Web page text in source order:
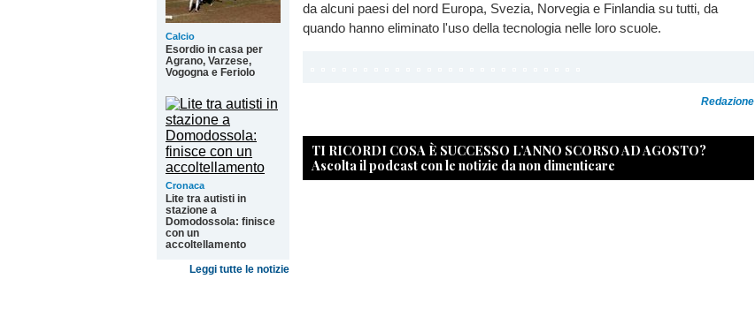
Calcio
Esordio in casa per
Agrano, Varzese,
Vogogna e Feriolo
Cronaca
Lite tra autisti in
stazione a
Domodossola: finisce
con un
accoltellamento
Leggi tutte le notizie
da alcuni paesi del nord Europa, Svezia, Norvegia e Finlandia su tutti, da
quando hanno eliminato l'uso della tecnologia nelle loro scuole.
Redazione
TI RICORDI COSA È SUCCESSO L’ANNO SCORSO AD AGOSTO?
Ascolta il podcast con le notizie da non dimenticare